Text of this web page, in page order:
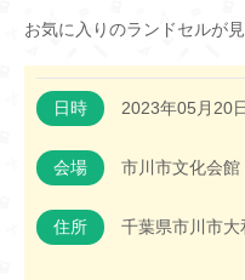
お気に入りのランドセルが
日時 2023年05月20
会場 市川市文化会
住所 千葉県市川市大